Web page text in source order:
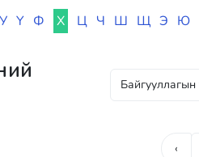
У Ү Ф Х Ц Ч Ш Щ Э Ю
‹